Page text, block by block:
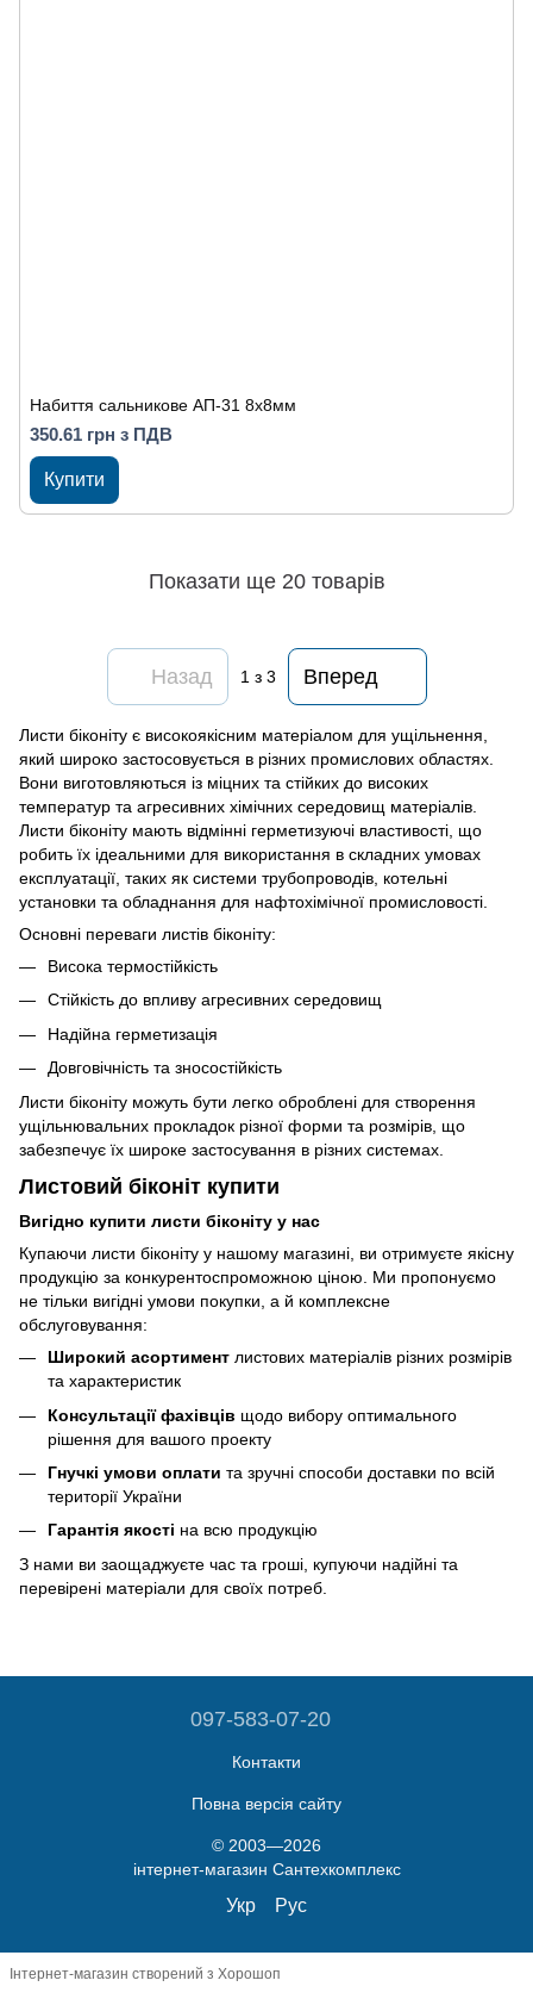
Набиття сальникове АП-31 8х8мм
350.61 грн з ПДВ
Купити
Показати ще 20 товарів
Назад 1 з 3 Вперед
Листи біконіту є високоякісним матеріалом для ущільнення,
який широко застосовується в різних промислових областях.
Вони виготовляються із міцних та стійких до високих
температур та агресивних хімічних середовищ матеріалів.
Листи біконіту мають відмінні герметизуючі властивості, що
робить їх ідеальними для використання в складних умовах
експлуатації, таких як системи трубопроводів, котельні
установки та обладнання для нафтохімічної промисловості.
Основні переваги листів біконіту:
Висока термостійкість
Стійкість до впливу агресивних середовищ
Надійна герметизація
Довговічність та зносостійкість
Листи біконіту можуть бути легко оброблені для створення
ущільнювальних прокладок різної форми та розмірів, що
забезпечує їх широке застосування в різних системах.
Листовий біконіт купити
Вигідно купити листи біконіту у нас
Купаючи листи біконіту у нашому магазині, ви отримуєте якісну
продукцію за конкурентоспроможною ціною. Ми пропонуємо
не тільки вигідні умови покупки, а й комплексне
обслуговування:
Широкий асортимент листових матеріалів різних розмірів
та характеристик
Консультації фахівців щодо вибору оптимального
рішення для вашого проекту
Гнучкі умови оплати та зручні способи доставки по всій
території України
Гарантія якості на всю продукцію
З нами ви заощаджуєте час та гроші, купуючи надійні та
перевірені матеріали для своїх потреб.
097-583-07-20
Контакти
Повна версія сайту
© 2003—2026
інтернет-магазин Сантехкомплекс
Укр Рус
Інтернет-магазин створений з Хорошоп